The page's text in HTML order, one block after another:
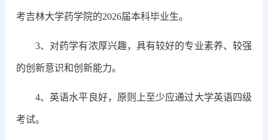
考吉林大学药学院的2026届本科毕业生。
3、对药学有浓厚兴趣，具有较好的专业素养、较强
的创新意识和创新能力。
4、英语水平良好，原则上至少应通过大学英语四级
考试。